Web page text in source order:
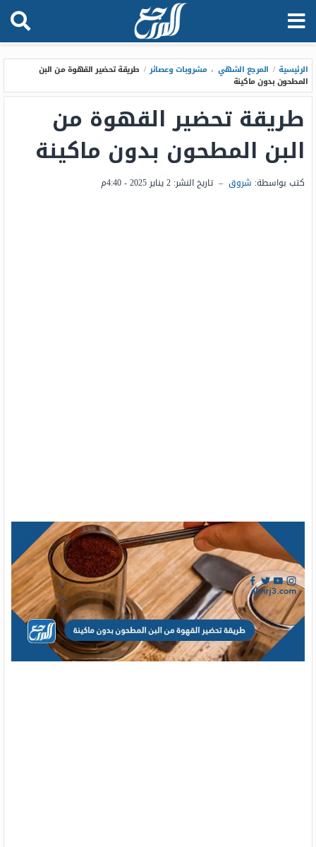
الرئيسية / المرجع الشهي ، مشروبات وعصائر / طريقة تحضير القهوة من البن
المطحون بدون ماكينة
طريقة تحضير القهوة من
البن المطحون بدون ماكينة
كتب بواسطة: شروق – تاريخ النشر: 2 يناير 2025 - 4:40م